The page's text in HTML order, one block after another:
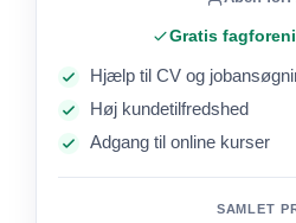
Gratis
Hjælp til CV og
Høj kundetilfredshed
Adgang til online kurser
SAMLET